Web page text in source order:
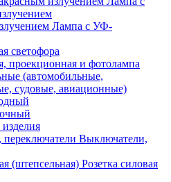
Лампа с УФ-
светофора
проекционная и фотолампа
(автомобильные,
судовые, авиационные)
Выключатели,
Розетка силовая